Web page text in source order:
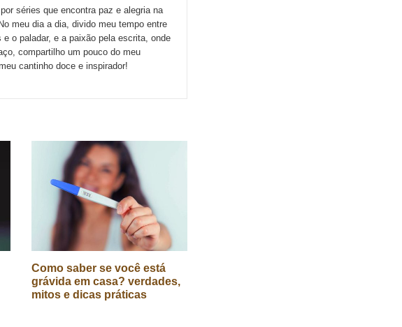
séries que encontra paz e alegria na
meu dia a dia, divido meu tempo entre
o paladar, e a paixão pela escrita, onde
compartilho um pouco do meu
cantinho doce e inspirador!
Como saber se você está
grávida em casa? verdades,
mitos e dicas práticas